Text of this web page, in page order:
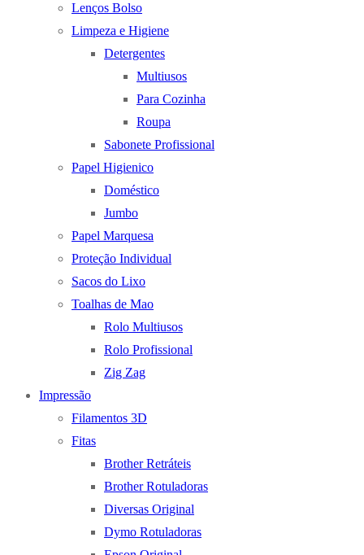
Lenços Bolso
Limpeza e Higiene
Detergentes
Multiusos
Para Cozinha
Roupa
Sabonete Profissional
Papel Higienico
Doméstico
Jumbo
Papel Marquesa
Proteção Individual
Sacos do Lixo
Toalhas de Mao
Rolo Multiusos
Rolo Profissional
Zig Zag
Impressão
Filamentos 3D
Fitas
Brother Retráteis
Brother Rotuladoras
Diversas Original
Dymo Rotuladoras